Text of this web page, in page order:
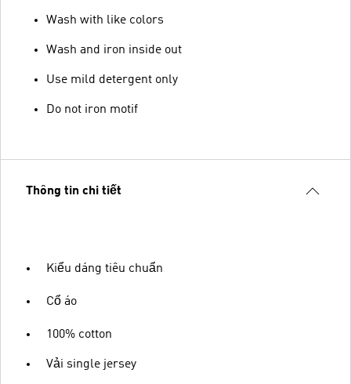
Wash with like colors
Wash and iron inside out
Use mild detergent only
Do not iron motif
Thông tin chi tiết
Kiểu dáng tiêu chuẩn
Cổ áo
100% cotton
Vải single jersey